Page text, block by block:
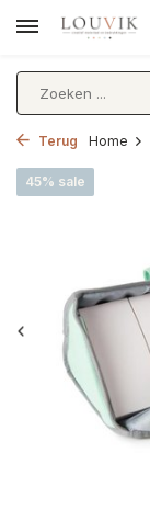
Terug Home
45% sale